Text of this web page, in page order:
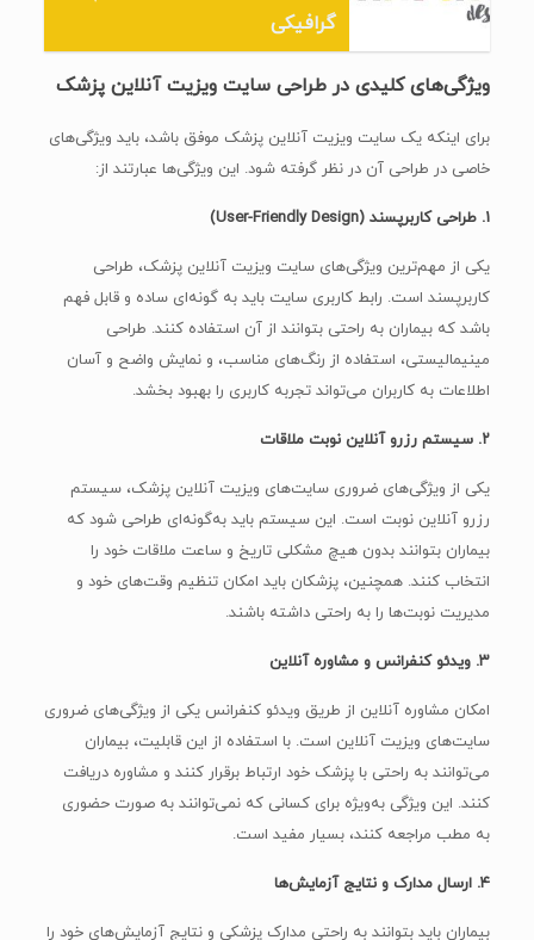
گرافیکی
ویژگی‌های کلیدی در طراحی سایت ویزیت آنلاین پزشک
برای اینکه یک سایت ویزیت آنلاین پزشک موفق باشد، باید ویژگی‌های
خاصی در طراحی آن در نظر گرفته شود. این ویژگی‌ها عبارتند از:
1. طراحی کاربرپسند (User-Friendly Design)
یکی از مهم‌ترین ویژگی‌های سایت ویزیت آنلاین پزشک، طراحی
کاربرپسند است. رابط کاربری سایت باید به گونه‌ای ساده و قابل فهم
باشد که بیماران به راحتی بتوانند از آن استفاده کنند. طراحی
مینیمالیستی، استفاده از رنگ‌های مناسب، و نمایش واضح و آسان
اطلاعات به کاربران می‌تواند تجربه کاربری را بهبود بخشد.
۲. سیستم رزرو آنلاین نوبت ملاقات
یکی از ویژگی‌های ضروری سایت‌های ویزیت آنلاین پزشک، سیستم
رزرو آنلاین نوبت است. این سیستم باید به‌گونه‌ای طراحی شود که
بیماران بتوانند بدون هیچ مشکلی تاریخ و ساعت ملاقات خود را
انتخاب کنند. همچنین، پزشکان باید امکان تنظیم وقت‌های خود و
مدیریت نوبت‌ها را به راحتی داشته باشند.
۳. ویدئو کنفرانس و مشاوره آنلاین
امکان مشاوره آنلاین از طریق ویدئو کنفرانس یکی از ویژگی‌های ضروری
سایت‌های ویزیت آنلاین است. با استفاده از این قابلیت، بیماران
می‌توانند به راحتی با پزشک خود ارتباط برقرار کنند و مشاوره دریافت
کنند. این ویژگی به‌ویژه برای کسانی که نمی‌توانند به صورت حضوری
به مطب مراجعه کنند، بسیار مفید است.
۴. ارسال مدارک و نتایج آزمایش‌ها
بیماران باید بتوانند به راحتی مدارک پزشکی و نتایج آزمایش‌های خود را